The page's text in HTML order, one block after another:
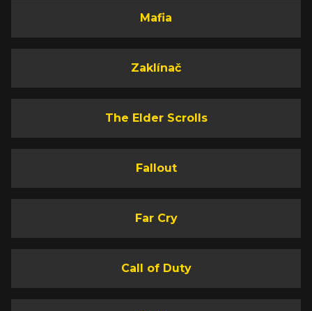
Mafia
Zaklínač
The Elder Scrolls
Fallout
Far Cry
Call of Duty